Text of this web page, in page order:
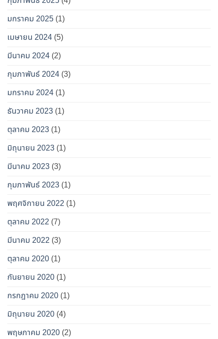
มกราคม 2025 (1)
เมษายน 2024 (5)
มีนาคม 2024 (2)
กุมภาพันธ์ 2024 (3)
มกราคม 2024 (1)
ธันวาคม 2023 (1)
ตุลาคม 2023 (1)
มิถุนายน 2023 (1)
มีนาคม 2023 (3)
กุมภาพันธ์ 2023 (1)
พฤศจิกายน 2022 (1)
ตุลาคม 2022 (7)
มีนาคม 2022 (3)
ตุลาคม 2020 (1)
กันยายน 2020 (1)
กรกฎาคม 2020 (1)
มิถุนายน 2020 (4)
พฤษภาคม 2020 (2)